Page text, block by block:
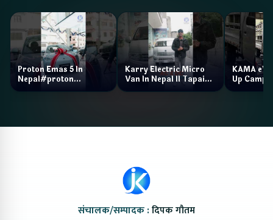
Proton Emas 5 In
Nepal#proton
#protonemas5#protonnepal#evcarnepal
Karry Electric Micro
Van In Nepal II Tapaiko
Bazar II Jankari
KAMA eV
Up Camp
संचालक/सम्पादक :दिपक गौतम